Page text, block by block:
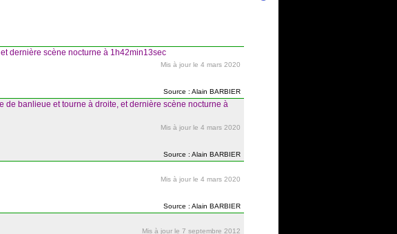
dernière scène nocturne à 1h42min13sec
Mis à jour le 4 mars 2020
Source : Alain BARBIER
banlieue et tourne à droite, et dernière scène nocturne à
Mis à jour le 4 mars 2020
Source : Alain BARBIER
Mis à jour le 4 mars 2020
Source : Alain BARBIER
Mis à jour le 7 septembre 2012